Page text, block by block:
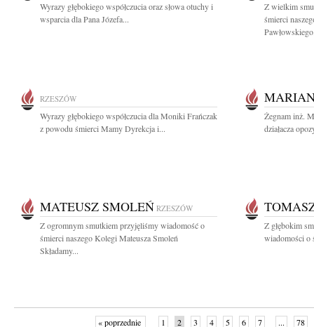
Wyrazy głębokiego współczucia oraz słowa otuchy i
wsparcia dla Pana Józefa...
Z wielkim
śmierci
RZESZÓW
Wyrazy głębokiego współczucia dla Moniki Frańczak
z powodu śmierci Mamy Dyrekcja i...
Żegnam inż.
działacza
MATEUSZ SMOLEŃ RZESZÓW
Z ogromnym smutkiem przyjęliśmy wiadomość o
śmierci naszego Kolegi Mateusza Smoleń
Składamy...
Z głębokim
wiadomości o
« poprzednie 1 2 3 4 5 6 7 ... 78